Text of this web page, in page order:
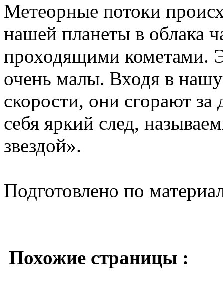
Метеорные потоки
нашей планеты в облака
проходящими кометами.
очень малы. Входя в
скорости, они сгорают за
себя яркий след,
звездой».
Подготовлено по
Похожие страницы :